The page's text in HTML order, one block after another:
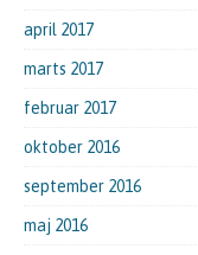
april 2017
marts 2017
februar 2017
oktober 2016
september 2016
maj 2016